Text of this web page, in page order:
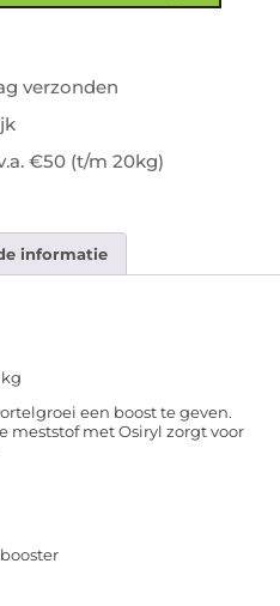
verzonden
€50 (t/m 20kg)
informatie
een boost te geven.
meststof met Osiryl zorgt voor